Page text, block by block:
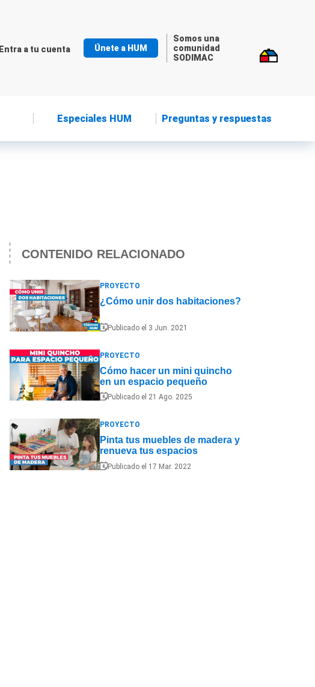
Entra a tu cuenta Únete a HUM
Somos una
comunidad
SODIMAC
Especiales HUM Preguntas y respuestas
CONTENIDO RELACIONADO
PROYECTO
¿Cómo unir dos habitaciones?
Publicado el 3 Jun. 2021
PROYECTO
Cómo hacer un mini quincho
en un espacio pequeño
Publicado el 21 Ago. 2025
PROYECTO
Pinta tus muebles de madera y
renueva tus espacios
Publicado el 17 Mar. 2022